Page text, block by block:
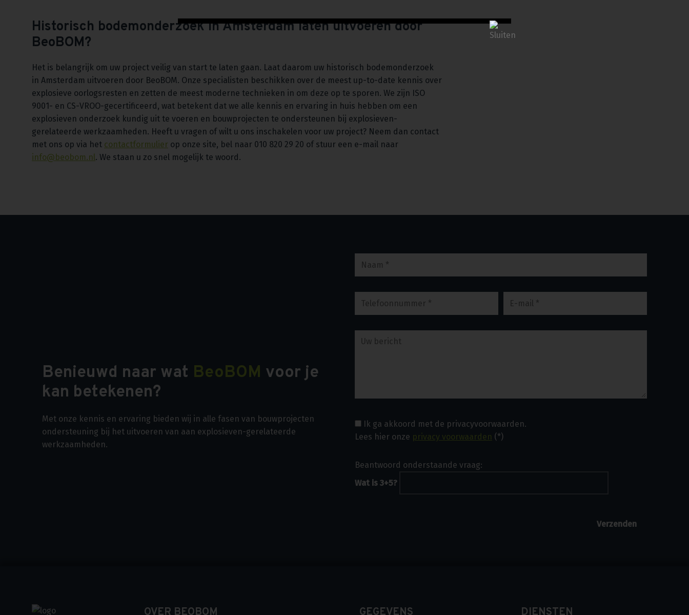
Historisch bodemonderzoek in Amsterdam laten uitvoeren door
BeoBOM?
Het is belangrijk om uw project veilig van start te laten gaan. Laat daarom uw historisch bodemonderzoek
in Amsterdam uitvoeren door BeoBOM. Onze specialisten beschikken over de meest up-to-date kennis over
explosieve oorlogsresten en zetten de meest moderne technieken in om deze op te sporen. We zijn ISO
9001- en CS-VROO-gecertificeerd, wat betekent dat we alle kennis en ervaring in huis hebben om een
explosieven onderzoek kundig uit te voeren en bouwprojecten te ondersteunen bij explosieven-
gerelateerde werkzaamheden. Heeft u vragen of wilt u ons inschakelen voor uw project? Neem dan contact
met ons op via het contactformulier op onze site, bel naar 010 820 29 20 of stuur een e-mail naar
info@beobom.nl . We staan u zo snel mogelijk te woord.
Benieuwd naar wat BeoBOM voor je
kan betekenen?
Met onze kennis en ervaring bieden wij in alle fasen van bouwprojecten
ondersteuning bij het uitvoeren van aan explosieven-gerelateerde
werkzaamheden.
Ik ga akkoord met de privacyvoorwaarden.
Lees hier onze privacy voorwaarden (*)
Beantwoord onderstaande vraag:
Wat is 3+5?
OVER BEOBOM GEGEVENS DIENSTEN